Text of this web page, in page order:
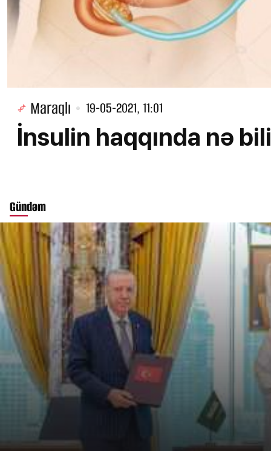
Maraqlı 19-05-2021, 11:01
İnsulin haqqında nə
Gündəm